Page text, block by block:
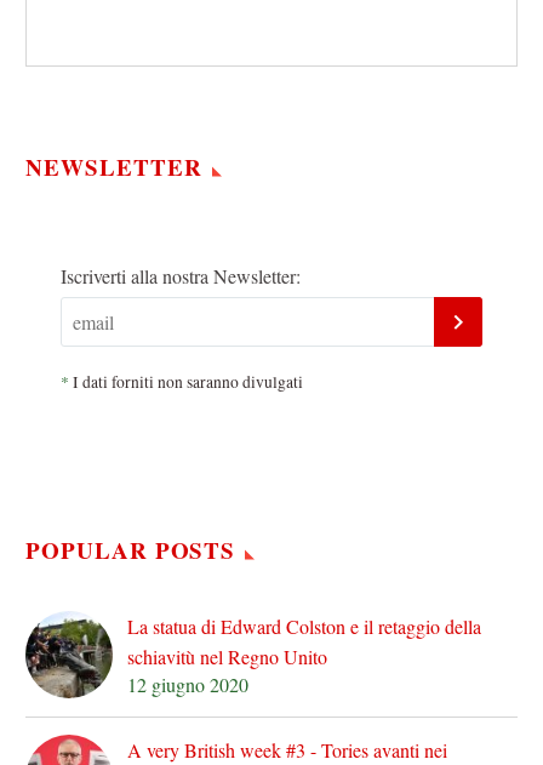
NEWSLETTER
Iscriverti alla nostra Newsletter:
* I dati forniti non saranno divulgati
POPULAR POSTS
La statua di Edward Colston e il retaggio della
schiavitù nel Regno Unito
12 giugno 2020
A very British week #3 - Tories avanti nei